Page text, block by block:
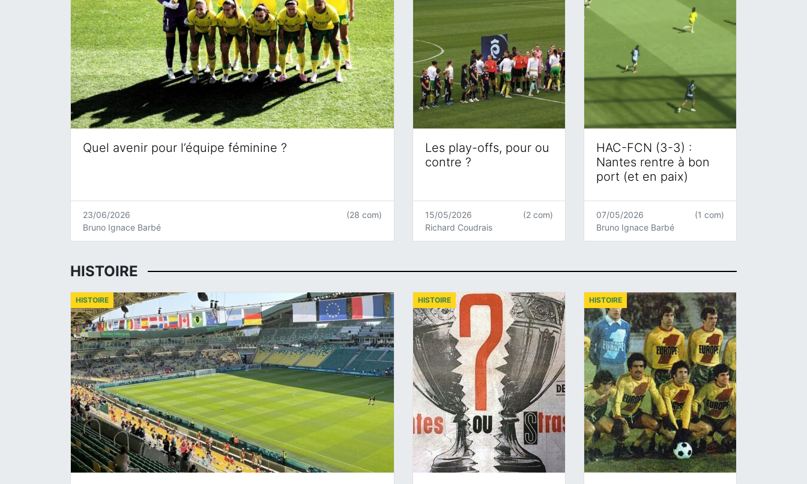
Quel avenir pour l’équipe féminine ?
23/06/2026
Bruno Ignace Barbé
(28 com)
Les play-offs, pour ou
contre ?
15/05/2026
Richard Coudrais
(2 com)
HAC-FCN (3-3) :
Nantes rentre à bon
port (et en paix)
07/05/2026
Bruno Ignace Barbé
(1 com)
HISTOIRE
HISTOIRE HISTOIRE HISTOIRE